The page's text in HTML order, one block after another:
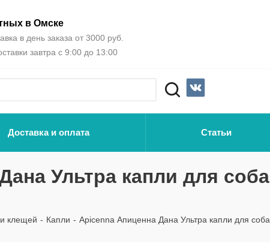
в Омске
в день заказа от 3000 руб.
завтра с 9:00 до 13:00
Доставка и оплата Статьи
Ультра капли для
клещей - Капли - Apicenna Апиценна Дана Ультра капли для